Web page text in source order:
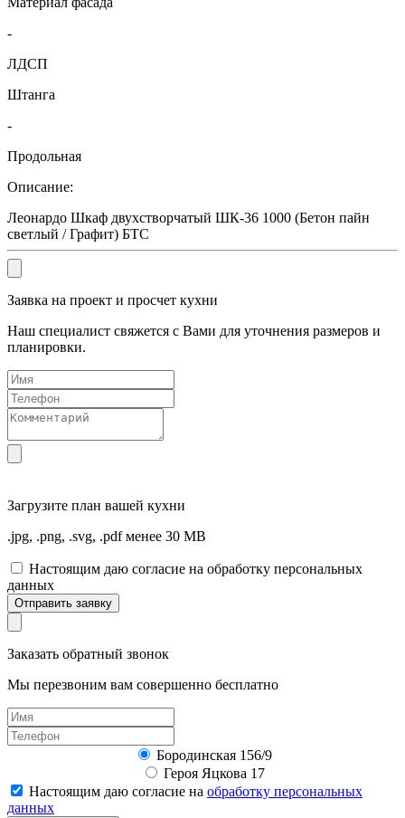
-
ЛДСП
Штанга
-
Продольная
Описание:
Леонардо Шкаф двухстворчатый ШК-36 1000 (Бетон пайн
светлый / Графит) БТС
Заявка на проект и просчет кухни
Наш специалист свяжется с Вами для уточнения размеров и
планировки.
Загрузите план вашей кухни
.jpg, .png, .svg, .pdf менее 30 MB
Настоящим даю согласие на обработку персональных
данных
Отправить заявку
Заказать обратный звонок
Мы перезвоним вам совершенно бесплатно
Бородинская 156/9
Героя Яцкова 17
Настоящим даю согласие на обработку персональных
данных